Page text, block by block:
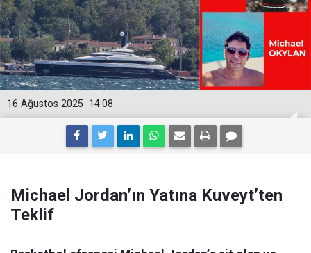
14:08
16 Ağustos 2025
Michael Jordan’ın Yatına Kuveyt’ten
Teklif